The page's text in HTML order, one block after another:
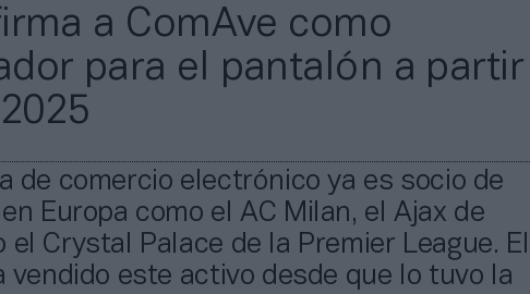
a ComAve como
para el pantalón a partir
de comercio electrónico ya es socio de
Europa como el AC Milan, el Ajax de
el Crystal Palace de la Premier League. El
vendido este activo desde que lo tuvo la